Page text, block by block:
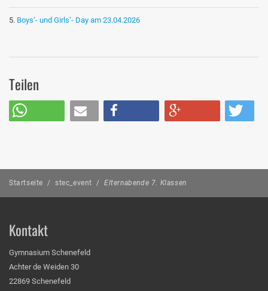
Boys‘- und Girls‘- Day am 23.04.2026
Teilen
Startseite / stec_event / Elternabende 7. Klassen
Kontakt
Gymnasium Schenefeld
Achter de Weiden 30
22869 Schenefeld